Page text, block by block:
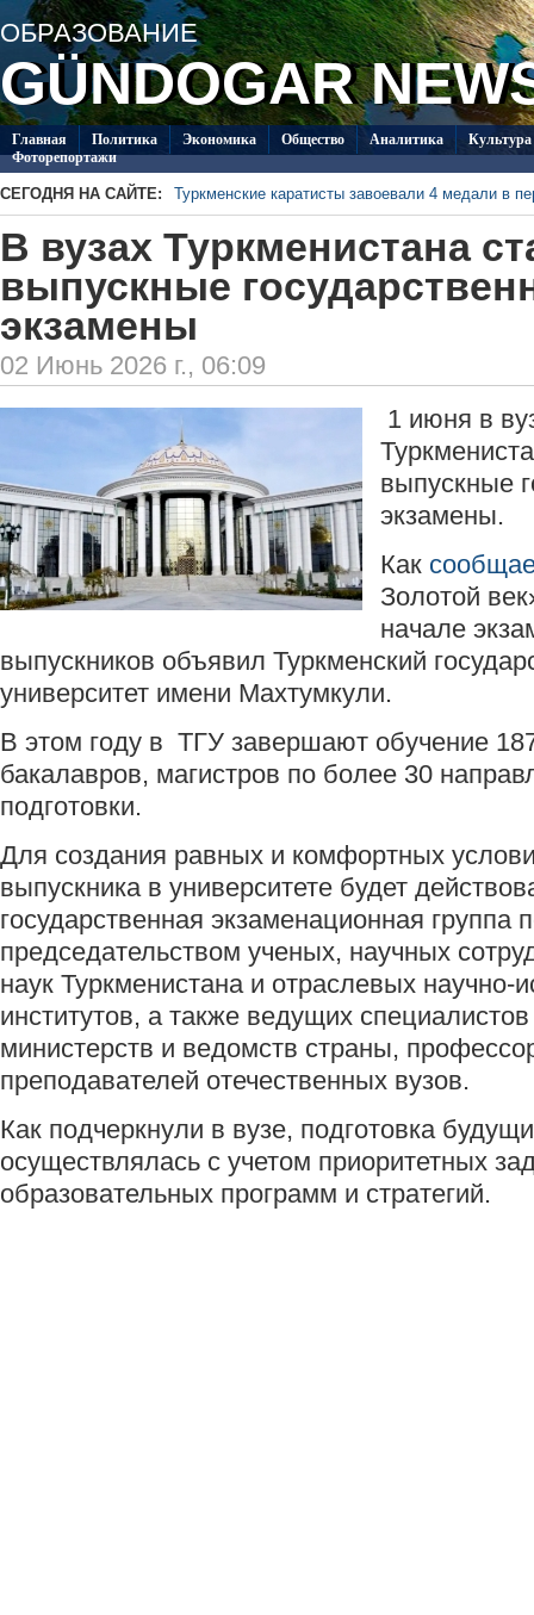
ОБРАЗОВАНИЕ
GÜNDOGAR
Главная Политикa Экономика Общество Аналитика
Культура
Фоторепортажи
СЕГОДНЯ НА САЙТЕ:
Туркменские каратисты завоевали 4 медали в
В Туркменистане ожидаются дожди и
неделю
На севере Туркменистана прошел региональный
Diýarym!-2026»
В 2028 году в Ашхабаде планируется
международному праву
В Ашхабаде создадут международную
В СМИ Туркменистана будет широко
права
В вузах Туркменистана
выпускные
экзамены
02 Июнь 2026 г., 06:09
1 июня в
выпускные
экзамены.
Как
Золотой
начале
выпускников объявил Туркменский
университет имени Махтумкули.
В этом году в ТГУ завершают обучение
бакалавров, магистров по более 30
подготовки.
Для создания равных и комфортных
выпускника в университете будет
государственная экзаменационная группа
председательством ученых, научных
наук Туркменистана и отраслевых научно-
институтов, а также ведущих
министерств и ведомств страны,
преподавателей отечественных вузов.
Как подчеркнули в вузе, подготовка
осуществлялась с учетом приоритетных
образовательных программ и стратегий.